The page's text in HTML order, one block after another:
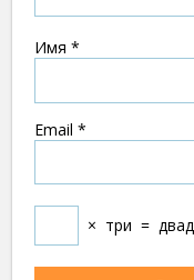
Имя *
Email *
× три =